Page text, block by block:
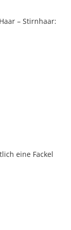
Stirnhaar
eine Fackel